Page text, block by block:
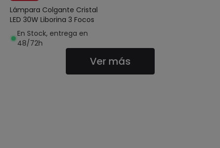
Lámpara Colgante Cristal
LED 30W Liborina 3 Focos
En Stock, entrega en
48/72h
Ver más